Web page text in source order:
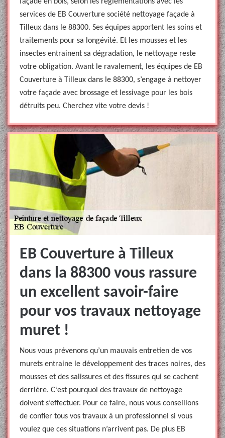
services de EB Couverture société nettoyage façade à
Tilleux dans le 88300. Ses équipes apportent les soins et
traitements pour sa longévité. Et les mousses et les
insectes entrainent sa dégradation, le nettoyage reste
votre obligation. Avant le ravalement, les équipes de EB
Couverture à Tilleux dans le 88300, s’engage à nettoyer
votre façade avec brossage et lessivage pour les bois
détruits peu. Cherchez vite votre devis !
EB Couverture à Tilleux
dans la 88300 vous rassure
un excellent savoir-faire
pour vos travaux nettoyage
muret !
Nous vous prévenons qu’un mauvais entretien de vos
murets entraine le développement des traces noires, des
mousses et des salissures et des fissures qui se cachent
derrière. C’est pourquoi des travaux de nettoyage
doivent s’effectuer. Pour ce faire, nous vous conseillons
de confier tous vos travaux à un professionnel si vous
voulez que ces situations n’arrivent pas. De plus EB